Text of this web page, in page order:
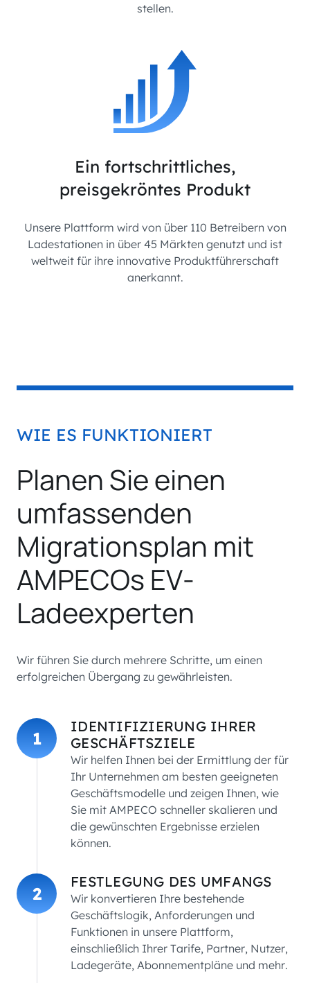
stellen.
Ein fortschrittliches,
preisgekröntes Produkt
Unsere Plattform wird von über 110 Betreibern von
Ladestationen in über 45 Märkten genutzt und ist
weltweit für ihre innovative Produktführerschaft
anerkannt.
WIE ES FUNKTIONIERT
Planen Sie einen
umfassenden
Migrationsplan mit
AMPECOs EV-
Ladeexperten
Wir führen Sie durch mehrere Schritte, um einen
erfolgreichen Übergang zu gewährleisten.
1
IDENTIFIZIERUNG IHRER
GESCHÄFTSZIELE
Wir helfen Ihnen bei der Ermittlung der für
Ihr Unternehmen am besten geeigneten
Geschäftsmodelle und zeigen Ihnen, wie
Sie mit AMPECO schneller skalieren und
die gewünschten Ergebnisse erzielen
können.
2
FESTLEGUNG DES UMFANGS
Wir konvertieren Ihre bestehende
Geschäftslogik, Anforderungen und
Funktionen in unsere Plattform,
einschließlich Ihrer Tarife, Partner, Nutzer,
Ladegeräte, Abonnementpläne und mehr.